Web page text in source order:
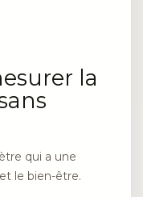
la
qui a une
le bien-être.